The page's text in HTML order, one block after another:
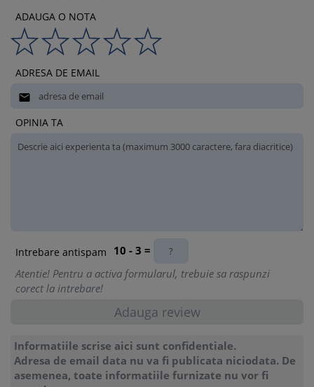
ADAUGA O NOTA
ADRESA DE EMAIL

OPINIA TA
Intrebare antispam
10 - 3 =
Atentie! Pentru a activa formularul, trebuie sa raspunzi
corect la intrebare!
Informatiile scrise aici sunt confidentiale.
Adresa de email data nu va fi publicata niciodata. De
asemenea, toate informatiile furnizate nu vor fi